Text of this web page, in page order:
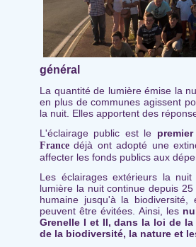
général
La quantité de lumière émise la
en plus de communes agissent
la nuit. Elles apportent des
L'éclairage public est le premier
Francedéjà ont adopté une
affecter les fonds publics aux
Les éclairages extérieurs la
lumière la nuit continue depuis
humaine jusqu'à la
peuvent être évitées. Ainsi, les
Grenelle I et II, dans la loi de
de la biodiversité, la nature et